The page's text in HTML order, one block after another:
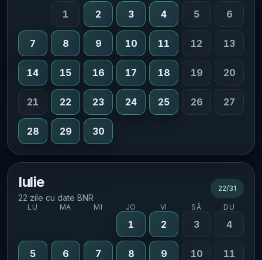
1 2 3 4 5 6
7 8 9 10 11 12 13
14 15 16 17 18 19 20
21 22 23 24 25 26 27
28 29 30
Iulie
22 zile cu date BNR
22/31
LU MA MI JO VI SÂ DU
1 2 3 4
5 6 7 8 9 10 11